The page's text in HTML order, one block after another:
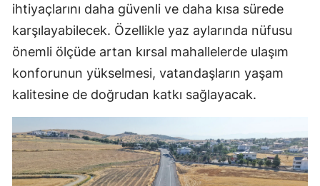
ihtiyaçlarını daha güvenli ve daha kısa sürede
karşılayabilecek. Özellikle yaz aylarında nüfusu
önemli ölçüde artan kırsal mahallelerde ulaşım
konforunun yükselmesi, vatandaşların yaşam
kalitesine de doğrudan katkı sağlayacak.